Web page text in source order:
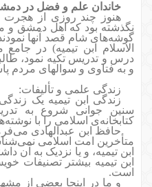
خاندان علم و فضل در
هنوز چند روزی از
نگذشته بود که اهل دمشق و
گوشه‌های شام قصد آنها
الاسلام ابن تیمیه) در
درس و تدریس تکیه نمود،
و به فتاوی و سوالهای مردم
زندگی علمی و تألیفات:
زندگی ابن تیميه یک
سنین جوانی شروع به
کتابخانه‌ی اسلامی را با
حافظ ابن عبدالهادی
متأخرین امت اسلامی
ابن تیمیه، و یا نزدیک به آن
ابن تیمیه بیشتر تصنیفات
است.
و ما در اینجا بعضى از